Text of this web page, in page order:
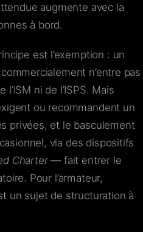
augmente avec la
à bord.
est l’exemption : un
n’entre pas
ni de l’ISPS. Mais
ou recommandent un
privées, et le basculement
via des dispositifs
Charter— fait entrer le
Pour l’armateur,
un sujet de structuration à